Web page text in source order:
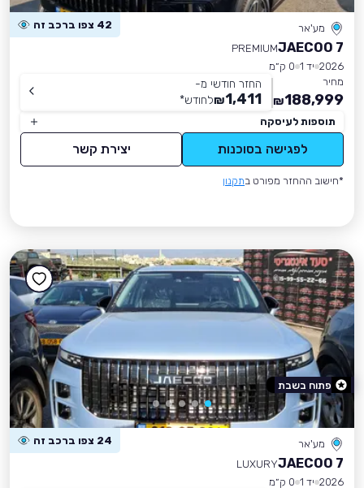
מע'אר 42 צפו ברכב זה
JAECOO 7
PREMIUM
2026 יד 1
0 ק״מ
מחיר
188,999
₪
החזר חודשי מ-
1,411
₪לחודש*
תוספות לעיסקה
לפגישה בסוכנות יצירת קשר
*חישוב ההחזר מפורט בתקנון
מע'אר 24 צפו ברכב זה
JAECOO 7
LUXURY
2026 יד 1
0 ק״מ
פתוח בשבת